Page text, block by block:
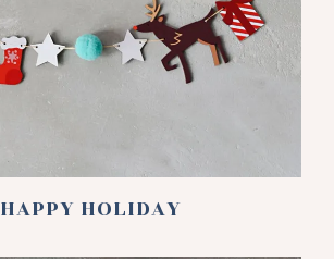
HAPPY HOLIDAY